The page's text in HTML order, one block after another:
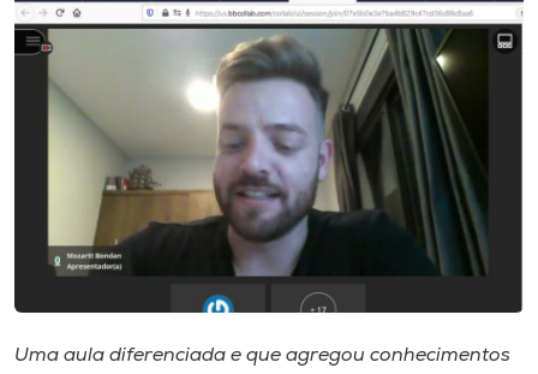
CPA
Biblioteca
Rádio
Uma aula diferenciada e que agregou conhecimentos